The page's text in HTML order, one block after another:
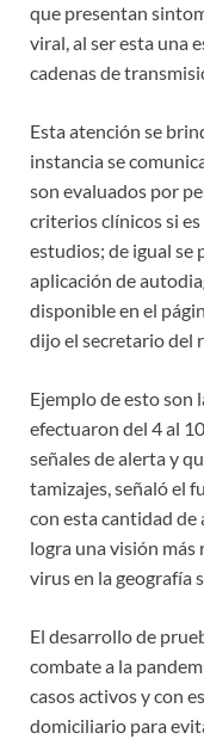
que presentan
viral, al ser esta una
cadenas de
Esta atención se
instancia se
son evaluados por
criterios clínicos si
estudios; de igual se
aplicación de
disponible en el
dijo el secretario del
Ejemplo de esto son
efectuaron del 4 al
señales de alerta y
tamizajes, señaló el
con esta cantidad de
logra una visión más
virus en la geografía
El desarrollo de
combate a la
casos activos y con
domiciliario para